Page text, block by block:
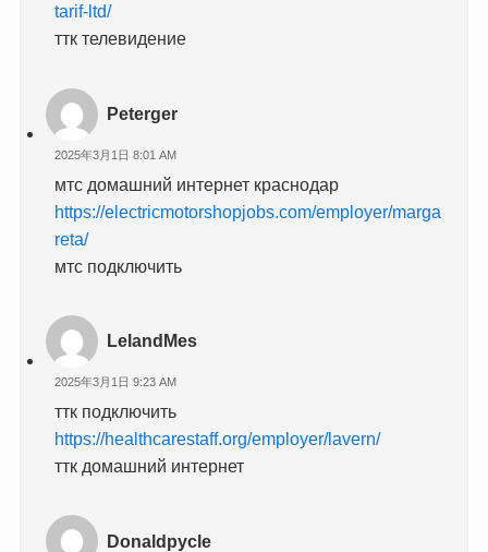
tarif-ltd/
ттк телевидение
Peterger
2025年3月1日 8:01 AM
мтс домашний интернет краснодар
https://electricmotorshopjobs.com/employer/marga
reta/
мтс подключить
LelandMes
2025年3月1日 9:23 AM
ттк подключить
https://healthcarestaff.org/employer/lavern/
ттк домашний интернет
Donaldpycle